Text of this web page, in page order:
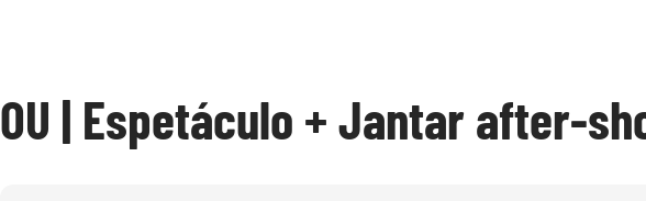
OU | Espetáculo + Jantar after-